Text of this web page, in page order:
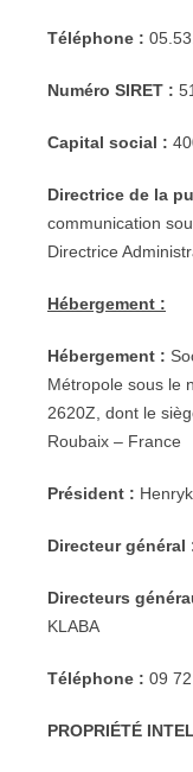
Téléphone :
Numéro SIRET :
Capital social :
Directrice de la
communication
Directrice
Hébergement :
Hébergement :
Métropole sous le
2620Z, dont le
Roubaix – France
Président :
Directeur général
Directeurs
KLABA
Téléphone : 09
PROPRIÉTÉ